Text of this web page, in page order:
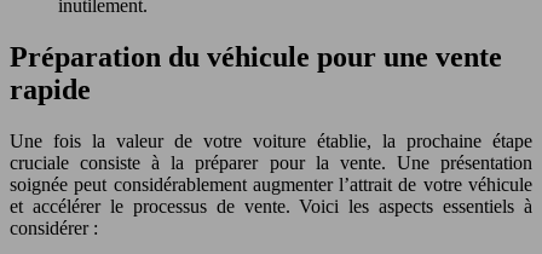
inutilement.
Préparation du véhicule pour une vente
rapide
Une fois la valeur de votre voiture établie, la prochaine étape
cruciale consiste à la préparer pour la vente. Une présentation
soignée peut considérablement augmenter l’attrait de votre véhicule
et accélérer le processus de vente. Voici les aspects essentiels à
considérer :